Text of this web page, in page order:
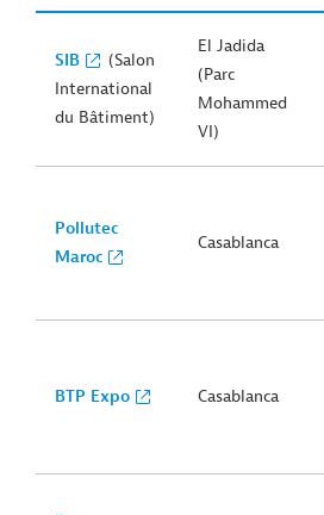
SIB
(Salon
International
du Bâtiment)
El Jadida
(Parc
Mohammed
VI)
Pollutec
Maroc
Casablanca
BTP Expo Casablanca